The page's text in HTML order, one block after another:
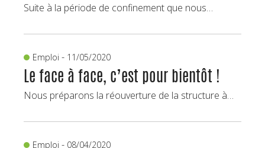
Suite à la période de confinement que nous…
Emploi - 11/05/2020
Le face à face, c’est pour bientôt !
Nous préparons la réouverture de la structure à…
Emploi - 08/04/2020